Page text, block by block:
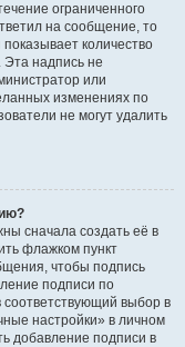
ограниченного
на сообщение, то
количество
Эта надпись не
или
изменениях по
не могут удалить
сначала создать её в
флажком пункт
чтобы подпись
подписи по
выбор в
настройки» в личном
добавление подписи в